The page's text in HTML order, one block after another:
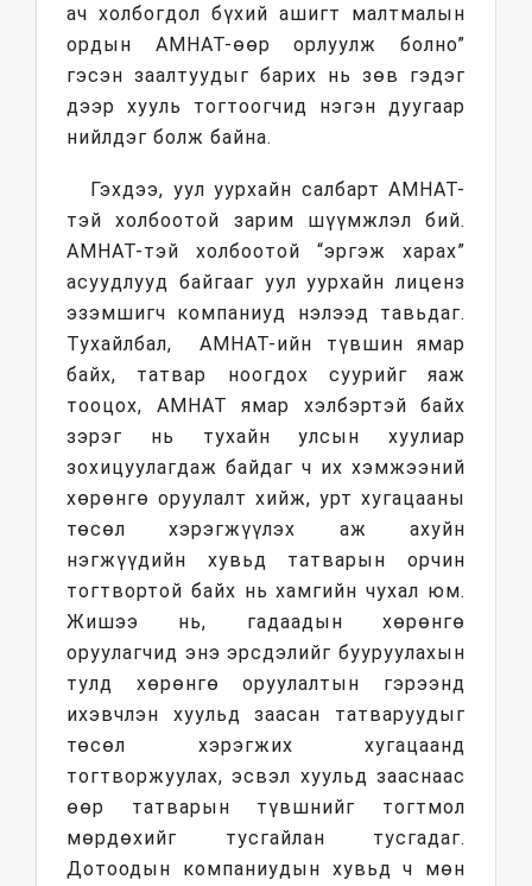
ач холбогдол бүхий ашигт малтмалын
ордын АМНАТ-өөр орлуулж болно”
гэсэн заалтуудыг барих нь зөв гэдэг
дээр хууль тогтоогчид нэгэн дуугаар
нийлдэг болж байна.
Гэхдээ, уул уурхайн салбарт АМНАТ-
тэй холбоотой зарим шүүмжлэл бий.
АМНАТ-тэй холбоотой “эргэж харах”
асуудлууд байгааг уул уурхайн лиценз
эзэмшигч компаниуд нэлээд тавьдаг.
Тухайлбал, АМНАТ-ийн түвшин ямар
байх, татвар ноогдох суурийг яаж
тооцох, АМНАТ ямар хэлбэртэй байх
зэрэг нь тухайн улсын хуулиар
зохицуулагдаж байдаг ч их хэмжээний
хөрөнгө оруулалт хийж, урт хугацааны
төсөл хэрэгжүүлэх аж ахуйн
нэгжүүдийн хувьд татварын орчин
тогтвортой байх нь хамгийн чухал юм.
Жишээ нь, гадаадын хөрөнгө
оруулагчид энэ эрсдэлийг бууруулахын
тулд хөрөнгө оруулалтын гэрээнд
ихэвчлэн хуульд заасан татваруудыг
төсөл хэрэгжих хугацаанд
тогтворжуулах, эсвэл хуульд зааснаас
өөр татварын түвшнийг тогтмол
мөрдөхийг тусгайлан тусгадаг.
Дотоодын компаниудын хувьд ч мөн